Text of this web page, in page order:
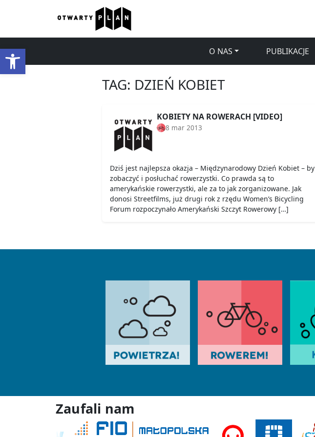
Otwórz pasek narzędzi O NAS PUBLIKACJE
TAG: DZIEŃ KOBIET
KOBIETY NA ROWERACH [VIDEO]
8 mar 2013
Dziś jest najlepsza okazja – Międzynarodowy Dzień Kobiet – by
zobaczyć i posłuchać rowerzystki. Co prawda są to
amerykańskie rowerzystki, ale za to jak zorganizowane. Jak
donosi Streetfilms, już drugi rok z rzędu Women’s Bicycling
Forum rozpoczynało Amerykański Szczyt Rowerowy […]
Zaufali nam